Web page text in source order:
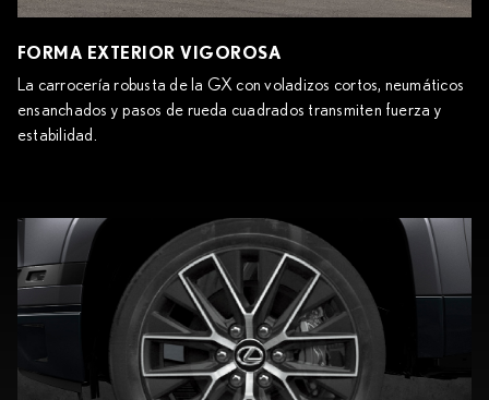
FORMA EXTERIOR VIGOROSA
La carrocería robusta de la GX con voladizos cortos, neumáticos
ensanchados y pasos de rueda cuadrados transmiten fuerza y
estabilidad.